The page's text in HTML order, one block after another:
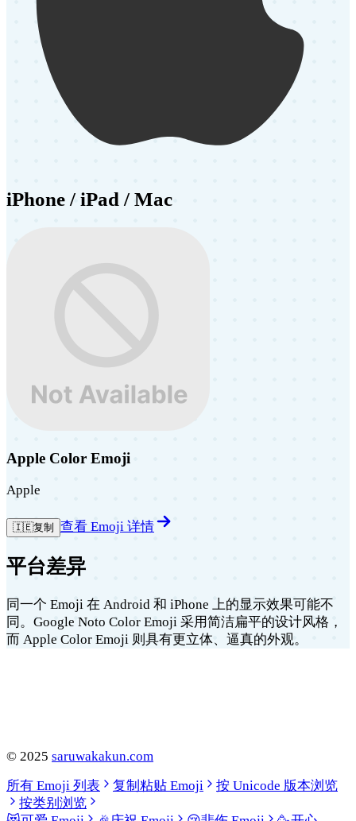
iPhone / iPad / Mac
Apple Color Emoji
Apple
🇮🇪复制 查看 Emoji 详情
平台差异
同一个 Emoji 在 Android 和 iPhone 上的显示效果可能不
同。Google Noto Color Emoji 采用简洁扁平的设计风格，
而 Apple Color Emoji 则具有更立体、逼真的外观。
© 2025 saruwakakun.com
所有 Emoji 列表
复制粘贴 Emoji
按 Unicode 版本浏览
按类别浏览